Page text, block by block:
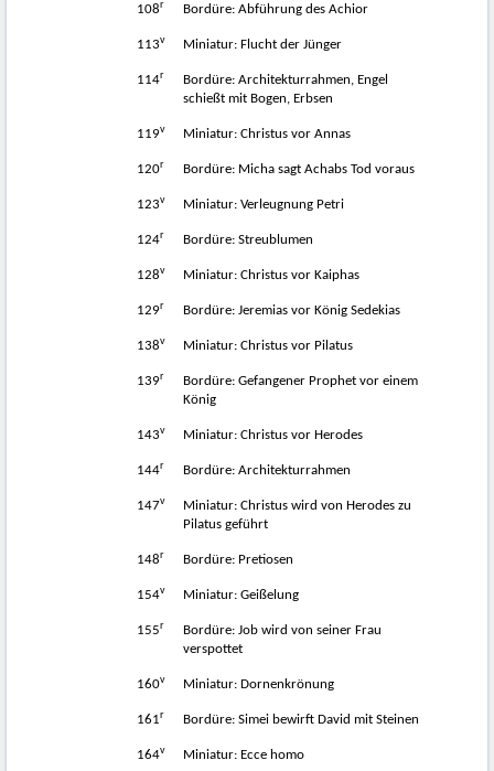
108r Bordüre: Abführung des Achior
113v Miniatur: Flucht der Jünger
114r
Bordüre: Architekturrahmen, Engel
schießt mit Bogen, Erbsen
119v Miniatur: Christus vor Annas
120r Bordüre: Micha sagt Achabs Tod voraus
123v Miniatur: Verleugnung Petri
124r Bordüre: Streublumen
128v Miniatur: Christus vor Kaiphas
129r Bordüre: Jeremias vor König Sedekias
138v Miniatur: Christus vor Pilatus
139r
Bordüre: Gefangener Prophet vor einem
König
143v Miniatur: Christus vor Herodes
144r Bordüre: Architekturrahmen
147v
Miniatur: Christus wird von Herodes zu
Pilatus geführt
148r Bordüre: Pretiosen
154v Miniatur: Geißelung
155r
Bordüre: Job wird von seiner Frau
verspottet
160v Miniatur: Dornenkrönung
161r Bordüre: Simei bewirft David mit Steinen
164v Miniatur: Ecce homo